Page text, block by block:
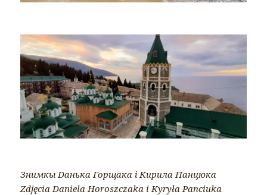
Знимкы Dанька Горщака і Кирила Панцюка
Zdjęcia Daniela Horoszczaka i Kyryła Panciuka